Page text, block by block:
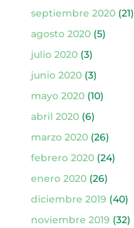
septiembre 2020(21)
agosto 2020(5)
julio 2020(3)
junio 2020(3)
mayo 2020(10)
abril 2020(6)
marzo 2020(26)
febrero 2020(24)
enero 2020(26)
diciembre 2019 (40)
noviembre 2019 (32)